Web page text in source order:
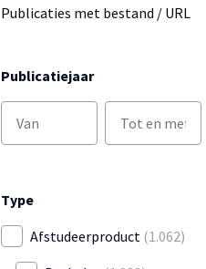
Publicaties met bestand / URL
Publicatiejaar
Type
Afstudeerproduct (1.062)